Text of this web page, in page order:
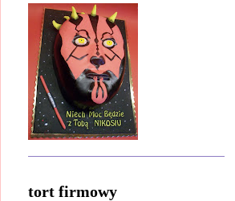
tort firmowy